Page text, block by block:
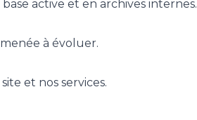
active et en archives internes.
à évoluer.
et nos services.